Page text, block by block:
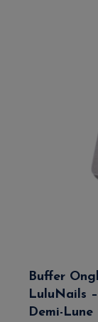
Buffer
LuluNails
Demi-Lune